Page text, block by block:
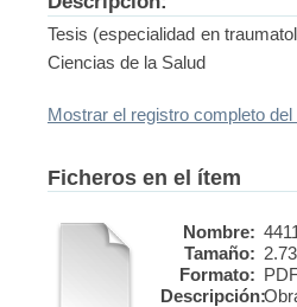
Tesis (especialidad en
Ciencias de la Salud
Mostrar el registro completo del
Ficheros en el ítem
Nombre:
Tamaño:
Formato:
Descripción: